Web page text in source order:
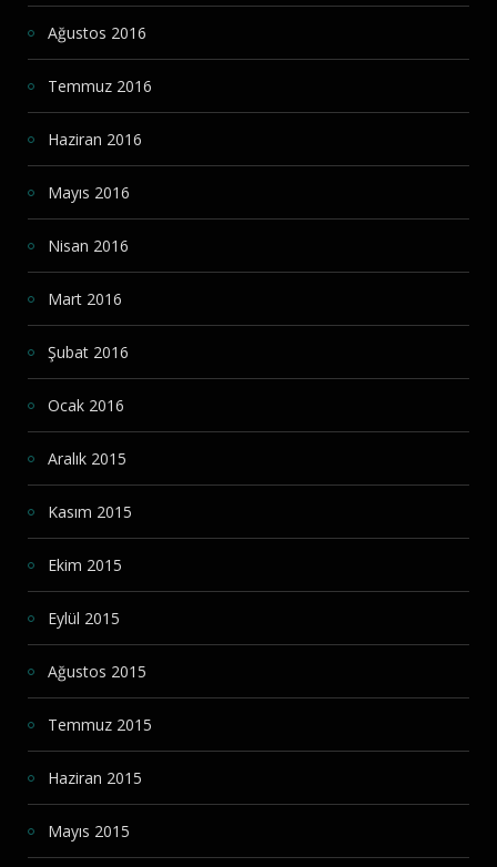
Ağustos 2016
Temmuz 2016
Haziran 2016
Mayıs 2016
Nisan 2016
Mart 2016
Şubat 2016
Ocak 2016
Aralık 2015
Kasım 2015
Ekim 2015
Eylül 2015
Ağustos 2015
Temmuz 2015
Haziran 2015
Mayıs 2015